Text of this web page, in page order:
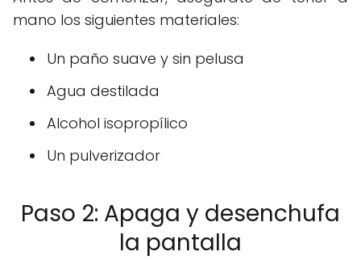
mano los siguientes materiales:
Un paño suave y sin pelusa
Agua destilada
Alcohol isopropílico
Un pulverizador
Paso 2: Apaga y desenchufa
la pantalla